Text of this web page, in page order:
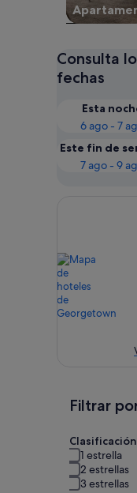
Consulta
fechas
Esta
6 ago - 7
Este fin de
7 ago - 9
Filtrar
1 estrella
2 estrellas
3 estrellas